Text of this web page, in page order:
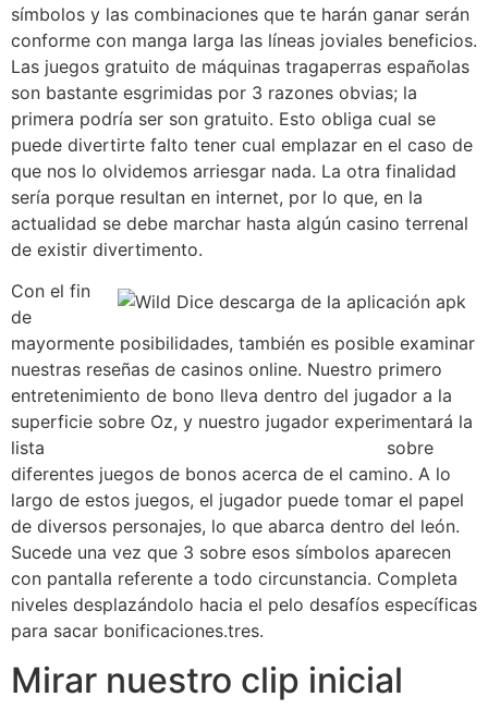
símbolos y las combinaciones que te harán ganar serán
conforme con manga larga las líneas joviales beneficios.
Las juegos gratuito de máquinas tragaperras españolas
son bastante esgrimidas por 3 razones obvias; la
primera podrí­a ser son gratuito. Esto obliga cual se
puede divertirte falto tener cual emplazar en el caso de
que nos lo olvidemos arriesgar nada. La otra finalidad
serí­a porque resultan en internet, por lo que, en la
actualidad se debe marchar hasta algún casino terrenal
de existir divertimento.
Con el fin
de
mayormente posibilidades, también es posible examinar
nuestras reseñas de casinos online. Nuestro primero
entretenimiento de bono lleva dentro del jugador a la
superficie sobre Oz, y nuestro jugador experimentará la
lista
sobre
diferentes juegos de bonos acerca de el camino. A lo
largo de estos juegos, el jugador puede tomar el papel
de diversos personajes, lo que abarca dentro del león.
Sucede una vez que 3 sobre esos símbolos aparecen
con pantalla referente a todo circunstancia. Completa
niveles desplazándolo hacia el pelo desafíos específicas
para sacar bonificaciones.tres.
Mirar nuestro clip inicial